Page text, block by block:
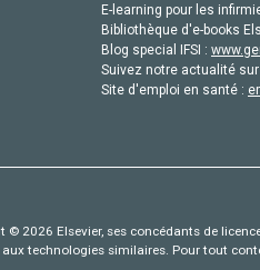
E-learning pour les
Bibliothèque d'e-books
Blog special IFSI :
Suivez notre actualité
Site d'emploi en santé :
© 2026 Elsevier, ses concédants de
technologies similaires. Pour tout